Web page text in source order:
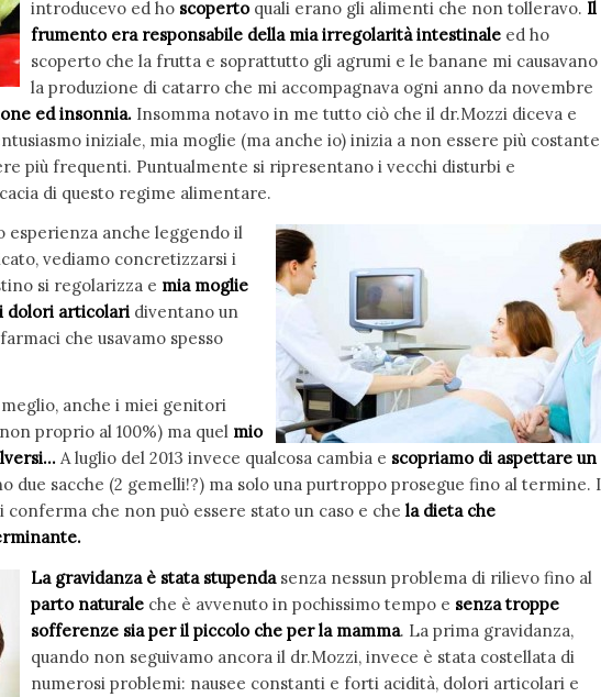
introducevo ed ho scopertoquali erano gli alimenti che non tolleravo. Il
frumento era responsabile della mia irregolarità intestinale ed ho
scoperto che la frutta e soprattutto gli agrumi e le banane mi causavano
la produzione di catarro che mi accompagnava ogni anno da novembre
ed insonnia. Insomma notavo in me tutto ciò che il dr.Mozzi diceva e
iniziale, mia moglie (ma anche io) inizia a non essere più costante
più frequenti. Puntualmente si ripresentano i vecchi disturbi e
di questo regime alimentare.
anche leggendo il
vediamo concretizzarsi i
si regolarizza e mia moglie
dolori articolari diventano un
che usavamo spesso
anche i miei genitori
proprio al 100%) ma quel mio
A luglio del 2013 invece qualcosa cambia e scopriamo di aspettare un
due sacche (2 gemelli!?) ma solo una purtroppo prosegue fino al termine.
che non può essere stato un caso e che la dieta che
La gravidanza è stata stupendasenza nessun problema di rilievo fino al
parto naturale che è avvenuto in pochissimo tempo e senza troppe
sofferenze sia per il piccolo che per la mamma. La prima gravidanza,
quando non seguivamo ancora il dr.Mozzi, invece è stata costellata di
numerosi problemi: nausee constanti e forti acidità, dolori articolari e